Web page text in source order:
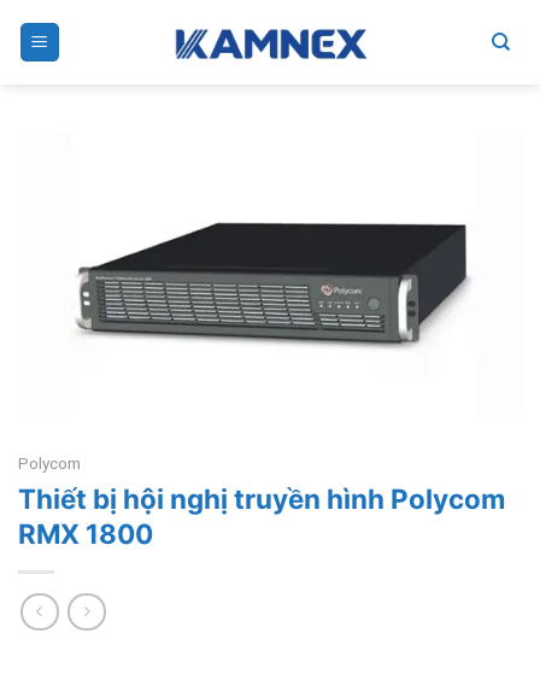
Polycom
Thiết bị hội nghị truyền hình Polycom
RMX 1800